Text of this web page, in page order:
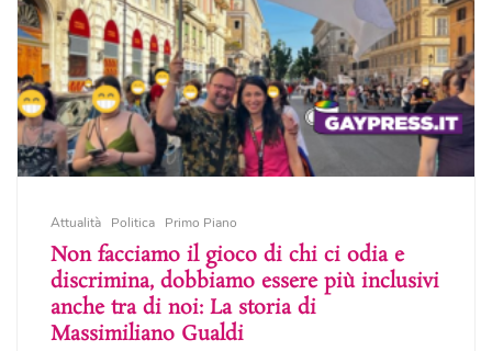
Attualità Politica Primo Piano
Non facciamo il gioco di chi ci odia e
discrimina, dobbiamo essere più inclusivi
anche tra di noi: La storia di
Massimiliano Gualdi